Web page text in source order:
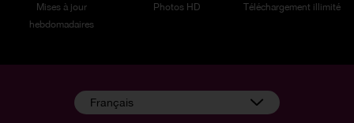
Mises à jour
hebdomadaires
Photos HD Téléchargement illimité
Français